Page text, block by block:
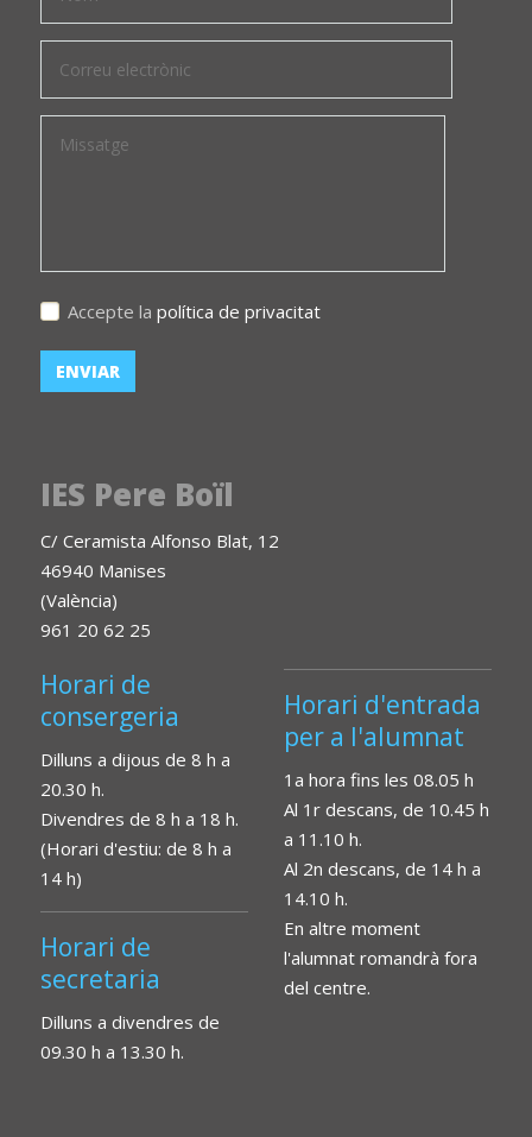
Accepte la política de privacitat
IES Pere Boïl
C/ Ceramista Alfonso Blat, 12
46940 Manises
(València)
961 20 62 25
Horari de
consergeria
Dilluns a dijous de 8 h a
20.30 h.
Divendres de 8 h a 18 h.
(Horari d'estiu: de 8 h a
14 h)
Horari de
secretaria
Dilluns a divendres de
09.30 h a 13.30 h.
Horari d'entrada
per a l'alumnat
1a hora fins les 08.05 h
Al 1r descans, de 10.45 h
a 11.10 h.
Al 2n descans, de 14 h a
14.10 h.
En altre moment
l'alumnat romandrà fora
del centre.